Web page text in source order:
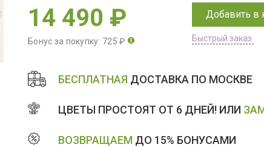
14 490 ₽
Бонус за покупку: 725 ₽
Добавить в
Быстрый заказ
БЕСПЛАТНАЯ ДОСТАВКА ПО МОСКВЕ
ЦВЕТЫ ПРОСТОЯТ ОТ 6 ДНЕЙ! ИЛИ
ВОЗВРАЩАЕМ ДО 15% БОНУСАМИ